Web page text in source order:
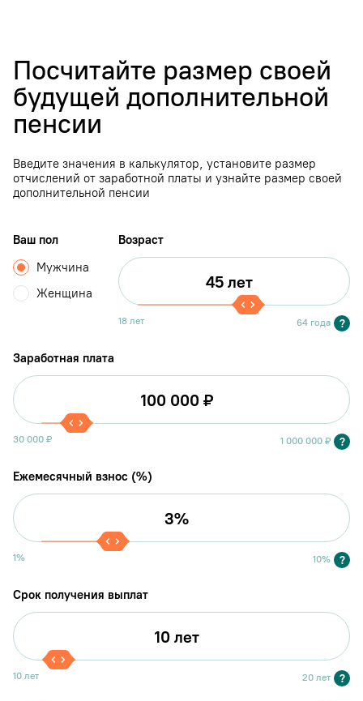
Посчитайте размер своей
будущей дополнительной
пенсии
Введите значения в калькулятор, установите размер
отчислений от заработной платы и узнайте размер своей
дополнительной пенсии
Ваш пол
Мужчина
Женщина
Возраст
18 лет 64 года ?
Заработная плата
30 000 ₽ 1 000 000 ₽ ?
Ежемесячный взнос (%)
1% 10% ?
Срок получения выплат
10 лет 20 лет ?